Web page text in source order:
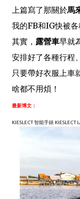
上篇寫了那關於馬
我的FB和IG快被
其實， 露營車早就
安排好了各種行程
只要帶好衣服上車
啥都不用煩！
最新博文：
KIESLECT 智能手錶